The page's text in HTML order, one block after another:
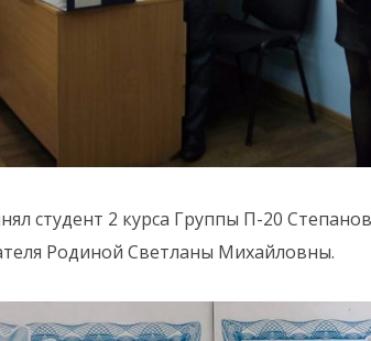
студент 2 курса Группы П-20
Родиной Светланы Михайловны.